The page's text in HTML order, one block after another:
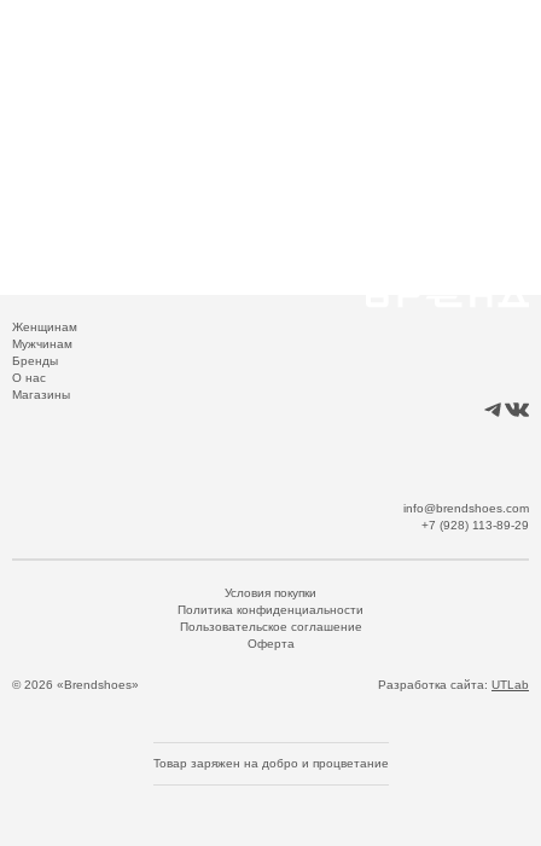
Женщинам
Мужчинам
Бренды
О нас
Магазины
info@brendshoes.com
+7 (928) 113-89-29
© 2026 «Brendshoes»
Условия покупки
Политика конфиденциальности
Пользовательское соглашение
Оферта
Разработка сайта: UTLab
Товар заряжен на добро и процветание